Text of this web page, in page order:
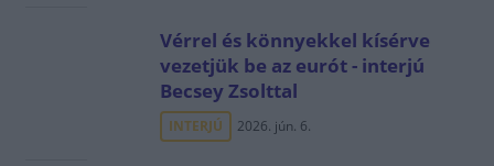
Vérrel és könnyekkel kísérve
vezetjük be az eurót - interjú
Becsey Zsolttal
INTERJÚ 2026. jún. 6.